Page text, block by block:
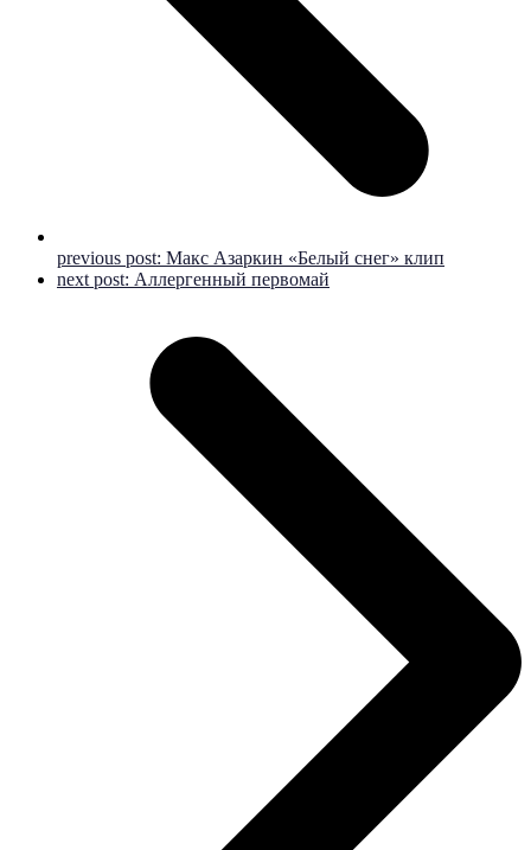
previous post: Макс Азаркин «Белый снег» клип
next post: Аллергенный первомай